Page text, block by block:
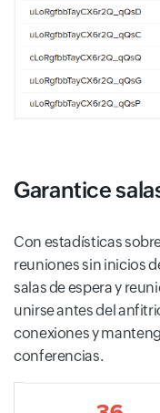
Garantice
Con estadísticas
reuniones sin inicios
salas de espera y
unirse antes del
conexiones y
conferencias.